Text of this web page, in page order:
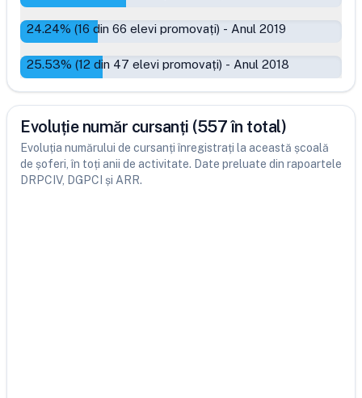
24.24% (16 din 66 elevi promovați) - Anul 2019
25.53% (12 din 47 elevi promovați) - Anul 2018
Evoluție număr cursanți (557 în total)
Evoluția numărului de cursanți înregistrați la această școală
de șoferi, în toți anii de activitate. Date preluate din rapoartele
DRPCIV, DGPCI și ARR.